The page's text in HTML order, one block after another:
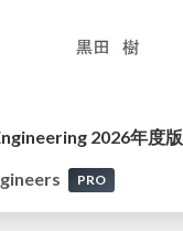
2026年度版
PRO